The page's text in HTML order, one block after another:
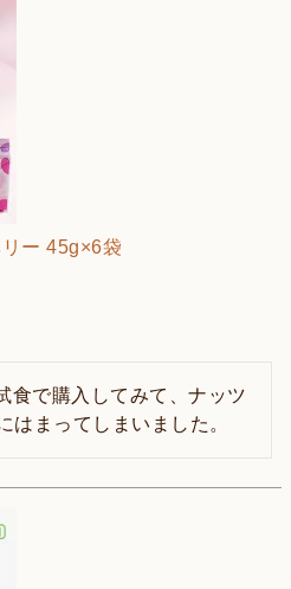
ー 45g×6袋
食で購入してみて、ナッツ
はまってしまいました。